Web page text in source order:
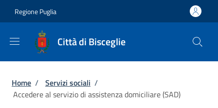
Regione Puglia
Città di Bisceglie
Briciole di pane
Home / Servizi sociali /
Accedere al servizio di assistenza domiciliare (SAD)